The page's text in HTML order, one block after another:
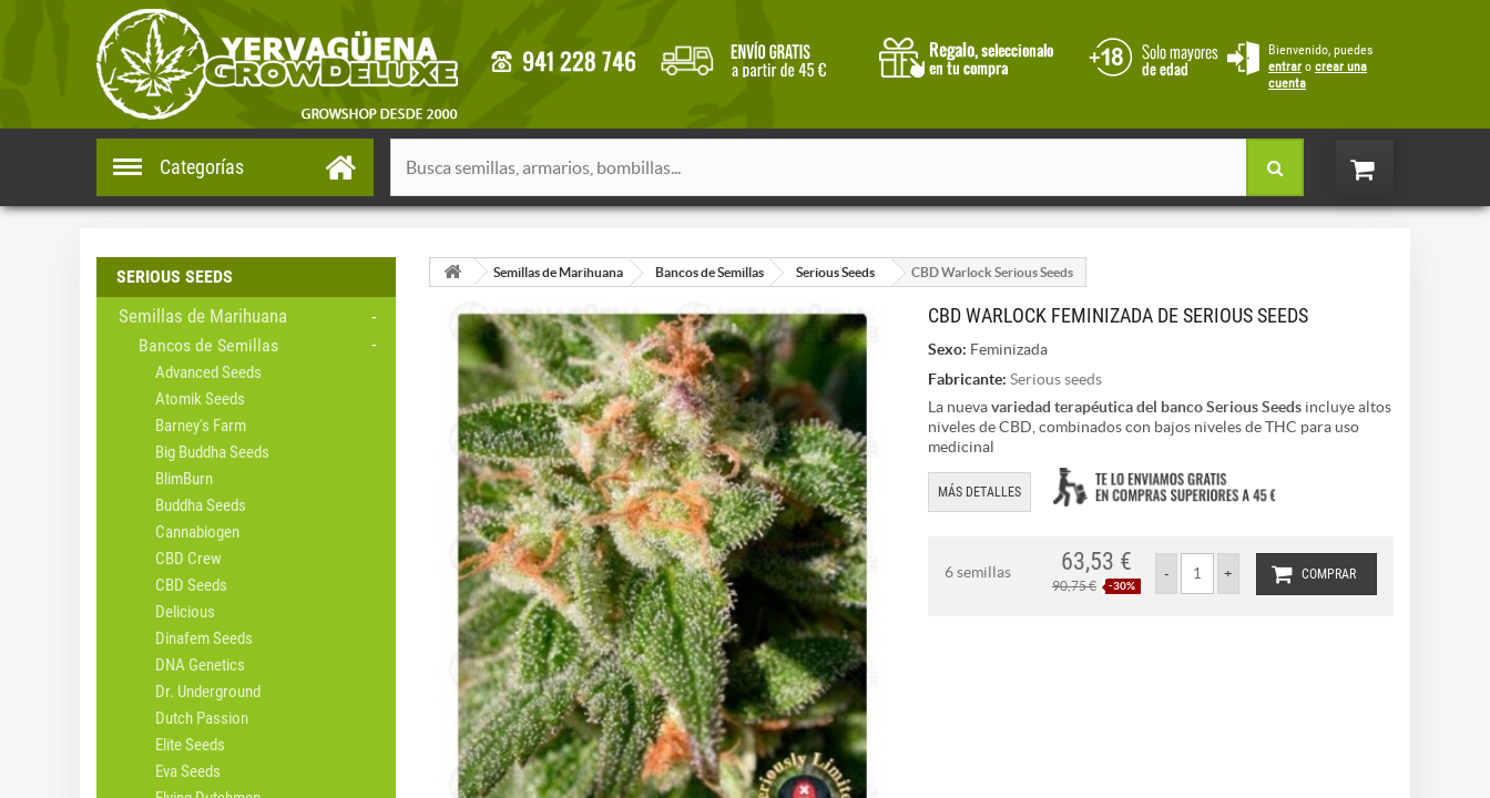
Bienvenido, puedes
entrar o crear una
cuenta
Categorías
SERIOUS SEEDS
Semillas de Marihuana
Bancos de Semillas
Advanced Seeds
Atomik Seeds
Barney's Farm
Big Buddha Seeds
BlimBurn
Buddha Seeds
Cannabiogen
CBD Crew
CBD Seeds
Delicious
Dinafem Seeds
DNA Genetics
Dr. Underground
Dutch Passion
Elite Seeds
Eva Seeds
Semillas de Marihuana Bancos de Semillas Serious Seeds CBD Warlock Serious Seeds
CBD WARLOCK FEMINIZADA DE SERIOUS SEEDS
Sexo: Feminizada
Fabricante: Serious seeds
La nuevavariedad terapéutica del banco Serious Seeds incluye altos
niveles de CBD, combinados con bajos niveles de THC para uso
medicinal
MÁS DETALLES
6 semillas COMPRAR
63,53 €
90,75 € -30%